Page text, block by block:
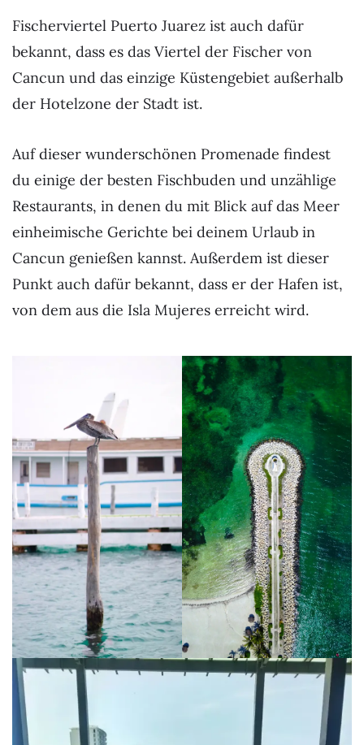
Fischerviertel Puerto Juarez ist auch dafür
bekannt, dass es das Viertel der Fischer von
Cancun und das einzige Küstengebiet außerhalb
der Hotelzone der Stadt ist.
Auf dieser wunderschönen Promenade findest
du einige der besten Fischbuden und unzählige
Restaurants, in denen du mit Blick auf das Meer
einheimische Gerichte bei deinem Urlaub in
Cancun genießen kannst. Außerdem ist dieser
Punkt auch dafür bekannt, dass er der Hafen ist,
von dem aus die Isla Mujeres erreicht wird.